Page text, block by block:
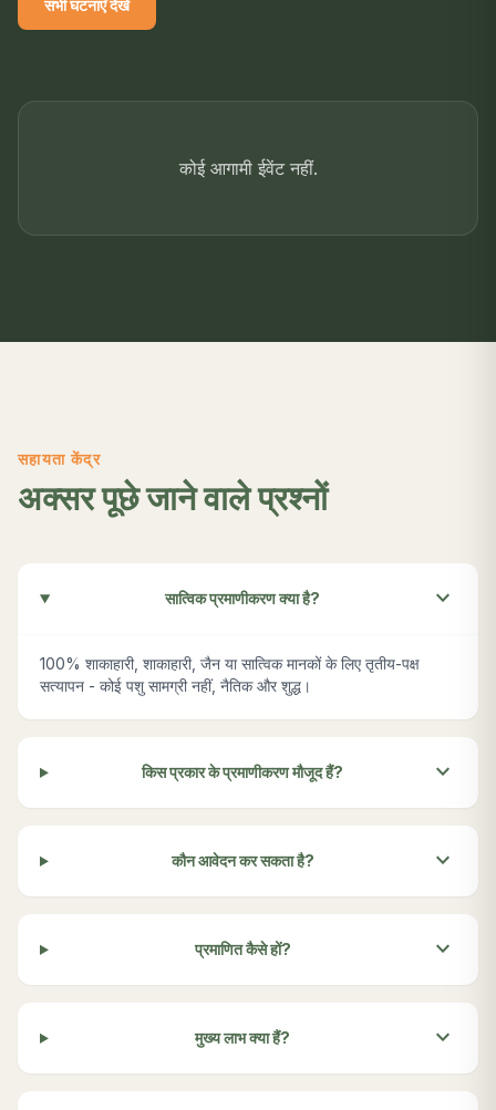
सभी घटनाएँ देखें
कोई आगामी ईवेंट नहीं.
सहायता केंद्र
अक्सर पूछे जाने वाले प्रश्नों
सात्विक प्रमाणीकरण क्या है? expand_more
100% शाकाहारी, शाकाहारी, जैन या सात्विक मानकों के लिए तृतीय-पक्ष
सत्यापन - कोई पशु सामग्री नहीं, नैतिक और शुद्ध।
किस प्रकार के प्रमाणीकरण मौजूद हैं? expand_more
कौन आवेदन कर सकता है? expand_more
प्रमाणित कैसे हों? expand_more
मुख्य लाभ क्या हैं? expand_more